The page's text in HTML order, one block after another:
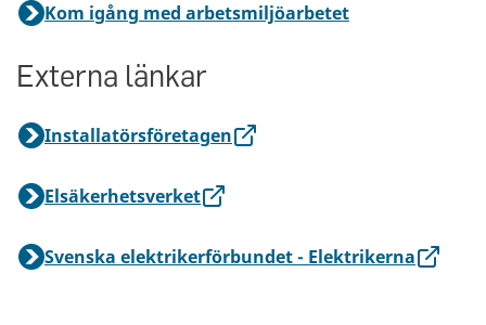
Kom igång med arbetsmiljöarbetet
Externa länkar
Installatörsföretagen
Elsäkerhetsverket
Svenska elektrikerförbundet - Elektrikerna